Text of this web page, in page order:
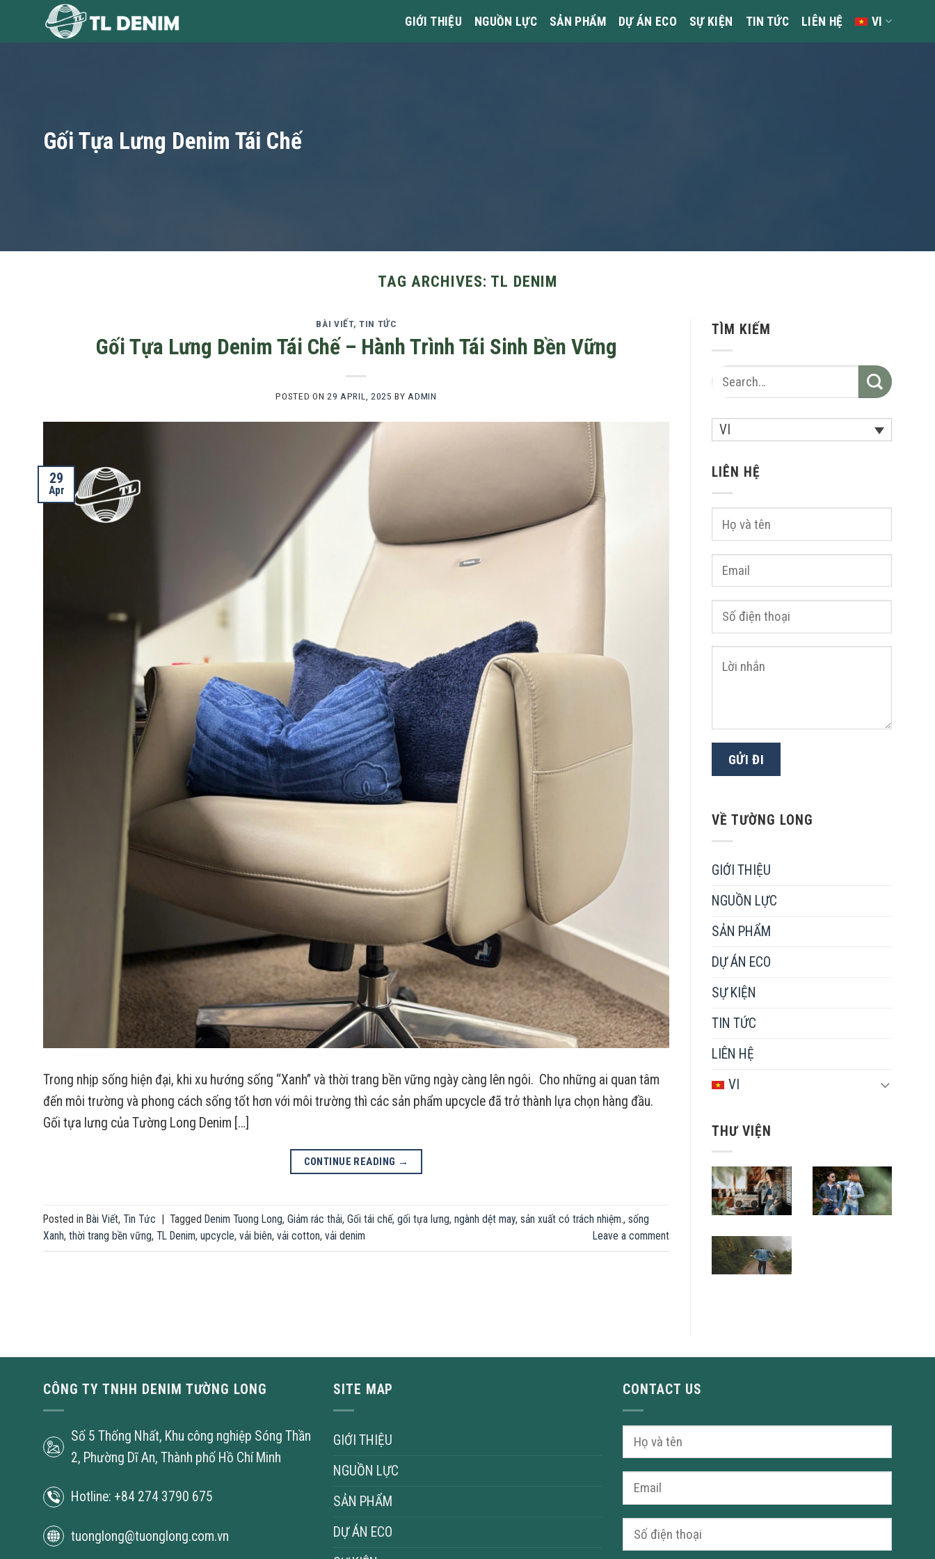
GIỚI THIỆU NGUỒN LỰC SẢN PHẨM DỰ ÁN ECO SỰ KIỆN TIN TỨC LIÊN HỆ VI
Gối Tựa Lưng Denim Tái Chế
TAG ARCHIVES: TL DENIM
BÀI VIẾT,TIN TỨC
Gối Tựa Lưng Denim Tái Chế – Hành Trình Tái Sinh Bền Vững
POSTED ON29 APRIL, 2025 BY ADMIN
29
Apr
Trong nhịp sống hiện đại, khi xu hướng sống “Xanh” và thời trang bền vững ngày càng lên ngôi. Cho những ai quan tâm
đến môi trường và phong cách sống tốt hơn với môi trường thì các sản phẩm upcycle đã trở thành lựa chọn hàng đầu.
Gối tựa lưng của Tường Long Denim […]
CONTINUE READING →
Posted in Bài Viết, Tin Tức Tagged Denim Tuong Long, Giảm rác thải, Gối tái chế, gối tựa lưng, ngành dệt may, sản xuất có trách nhiệm., sống
Xanh, thời trang bền vững, TL Denim, upcycle, vải biên, vải cotton, vải denim Leave a comment
TÌM KIẾM
VI
LIÊN HỆ
VỀ TƯỜNG LONG
GIỚI THIỆU
NGUỒN LỰC
SẢN PHẨM
DỰ ÁN ECO
SỰ KIỆN
TIN TỨC
LIÊN HỆ
VI
THƯ VIỆN
CÔNG TY TNHH DENIM TƯỜNG LONG
Số 5 Thống Nhất, Khu công nghiệp Sóng Thần
2, Phường Dĩ An, Thành phố Hồ Chí Minh
Hotline: +84 274 3790 675
tuonglong@tuonglong.com.vn
SITE MAP
GIỚI THIỆU
NGUỒN LỰC
SẢN PHẨM
DỰ ÁN ECO
CONTACT US